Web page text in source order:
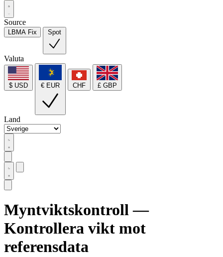
Source
LBMA Fix Spot
Valuta
$ USD € EUR CHF £ GBP
Land
Myntviktskontroll —
Kontrollera vikt mot
referensdata